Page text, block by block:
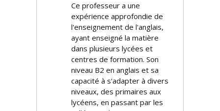
Ce professeur a une
expérience approfondie de
l'enseignement de l'anglais,
ayant enseigné la matière
dans plusieurs lycées et
centres de formation. Son
niveau B2 en anglais et sa
capacité à s'adapter à divers
niveaux, des primaires aux
lycéens, en passant par les